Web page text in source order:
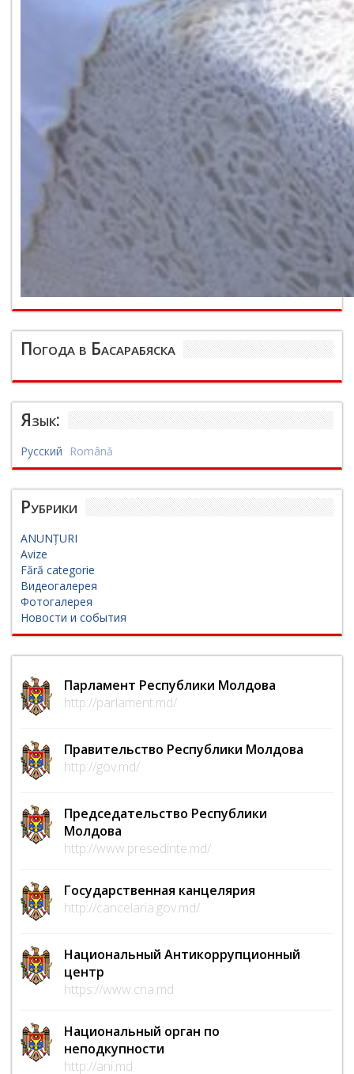
Погода в Басарабяска
Язык:
Русский Română
Рубрики
ANUNȚURI
Avize
Fără categorie
Видеогалерея
Фотогалерея
Новости и события
Парламент Республики Молдова
http://parlament.md/
Правительство Республики Молдова
http://gov.md/
Председательство Республики
Молдова
http://www.presedinte.md/
Государственная канцелярия
http://cancelaria.gov.md/
Национальный Антикоррупционный
центр
https://www.cna.md
Национальный орган по
неподкупности
http://ani.md